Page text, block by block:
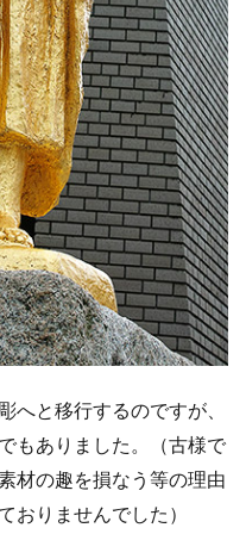
へと移行するのですが、
もありました。（古様で
材の趣を損なう等の理由
おりませんでした）